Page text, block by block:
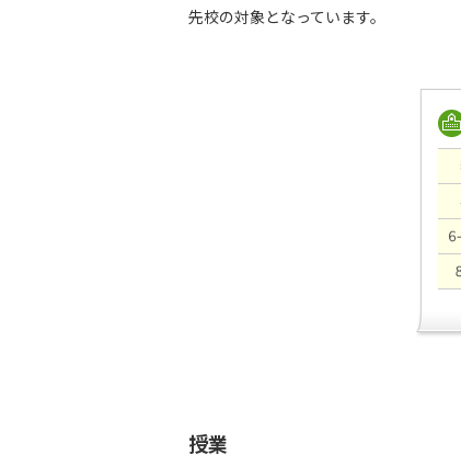
先校の対象となっています。
授業